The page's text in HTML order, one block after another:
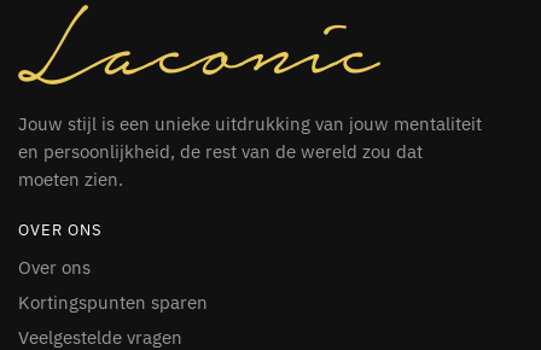
Jouw stijl is een unieke uitdrukking van jouw mentaliteit
en persoonlijkheid, de rest van de wereld zou dat
moeten zien.
OVER ONS
Over ons
Kortingspunten sparen
Veelgestelde vragen